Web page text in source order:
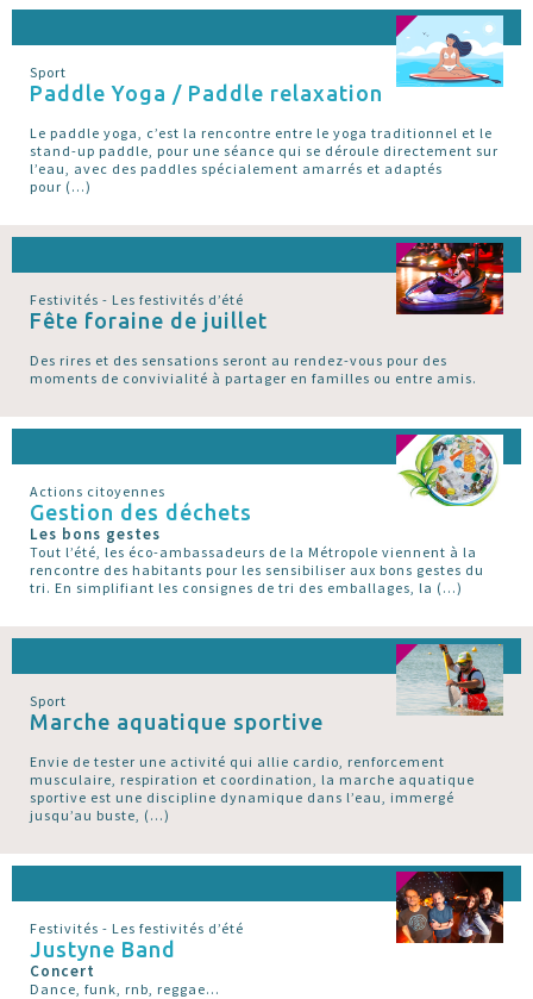
Sport
Paddle Yoga / Paddle relaxation
Le paddle yoga, c’est la rencontre entre le yoga traditionnel et le
stand-up paddle, pour une séance qui se déroule directement sur
l’eau, avec des paddles spécialement amarrés et adaptés
pour (…)
Festivités - Les festivités d’été
Fête foraine de juillet
Des rires et des sensations seront au rendez-vous pour des
moments de convivialité à partager en familles ou entre amis.
Actions citoyennes
Gestion des déchets
Les bons gestes
Tout l’été, les éco-ambassadeurs de la Métropole viennent à la
rencontre des habitants pour les sensibiliser aux bons gestes du
tri. En simplifiant les consignes de tri des emballages, la (…)
Sport
Marche aquatique sportive
Envie de tester une activité qui allie cardio, renforcement
musculaire, respiration et coordination, la marche aquatique
sportive est une discipline dynamique dans l’eau, immergé
jusqu’au buste, (…)
Festivités - Les festivités d’été
Justyne Band
Concert
Dance, funk, rnb, reggae...